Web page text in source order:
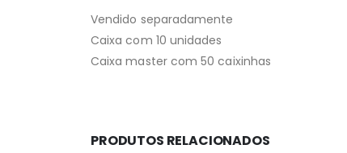
Vendido separadamente
Caixa com 10 unidades
Caixa master com 50 caixinhas
PRODUTOS RELACIONADOS